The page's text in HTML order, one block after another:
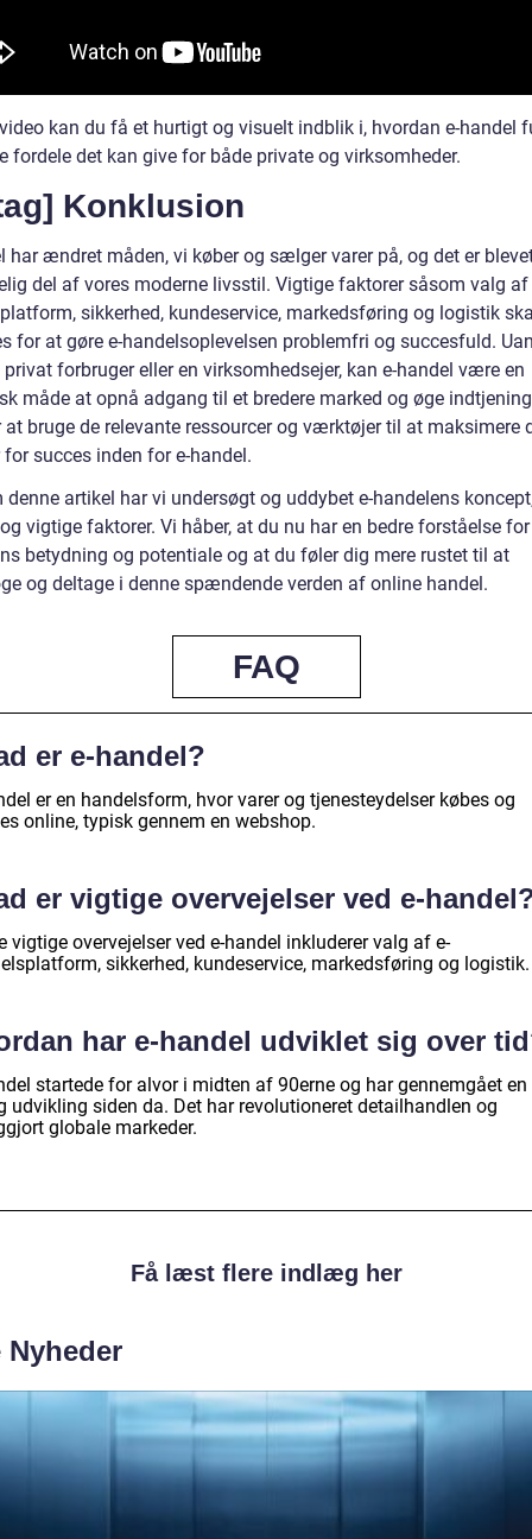
kan du få et hurtigt og visuelt indblik i, hvordan e-handel
fordele det kan give for både private og virksomheder.
Konklusion
har ændret måden, vi køber og sælger varer på, og det er
del af vores moderne livsstil. Vigtige faktorer såsom valg af
sikkerhed, kundeservice, markedsføring og logistik
for at gøre e-handelsoplevelsen problemfri og succesfuld.
privat forbruger eller en virksomhedsejer, kan e-handel være en
måde at opnå adgang til et bredere marked og øge
at bruge de relevante ressourcer og værktøjer til at maksimere
succes inden for e-handel.
denne artikel har vi undersøgt og uddybet e-handelens
vigtige faktorer. Vi håber, at du nu har en bedre forståelse for
betydning og potentiale og at du føler dig mere rustet til at
og deltage i denne spændende verden af online handel.
FAQ
er e-handel?
er en handelsform, hvor varer og tjenesteydelser købes og
online, typisk gennem en webshop.
er vigtige overvejelser ved e-
vigtige overvejelser ved e-handel inkluderer valg af e-
sikkerhed, kundeservice, markedsføring og logistik.
har e-handel udviklet sig over
startede for alvor i midten af 90erne og har gennemgået en
udvikling siden da. Det har revolutioneret detailhandlen og
globale markeder.
Få læst flere indlæg her
Nyheder